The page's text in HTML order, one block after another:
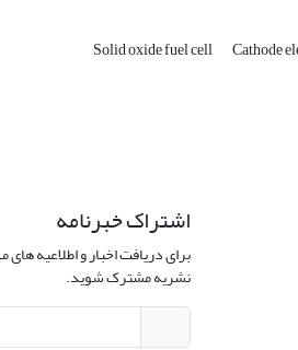
Solid oxide fuel cell Cathode
اشتراک خبرنامه
برای دریافت اخبار و اطلاعیه
نشریه مشترک شوید.